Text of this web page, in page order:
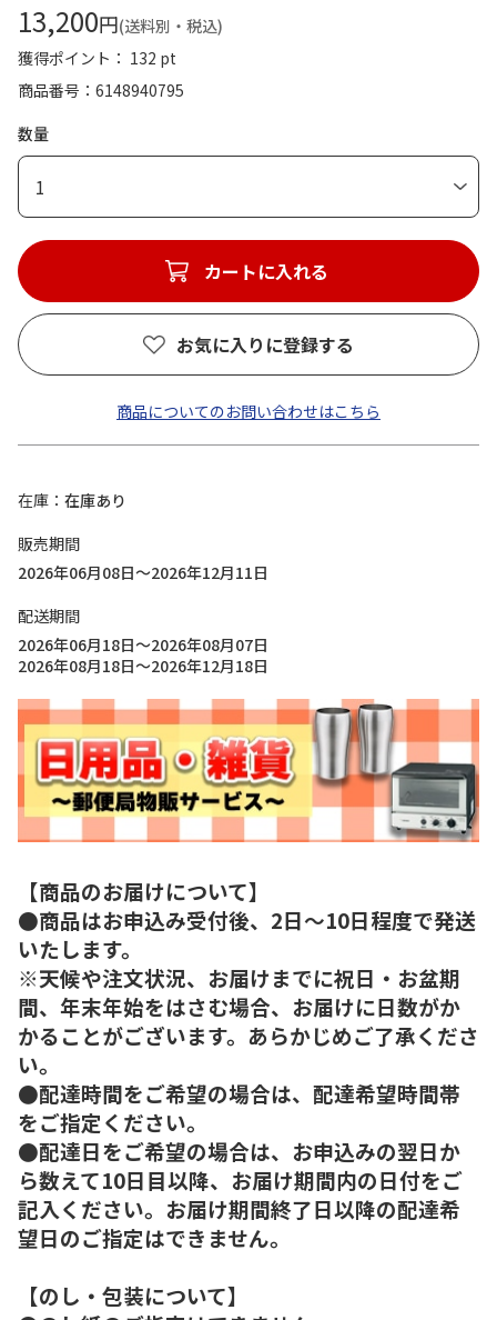
13,200円(送料別・税込)
獲得ポイント： 132 pt
商品番号
6148940795
数量
1
カートに入れる
お気に入りに登録する
商品についてのお問い合わせはこちら
在庫
在庫あり
販売期間
2026年06月08日～2026年12月11日
配送期間
2026年06月18日～2026年08月07日
2026年08月18日～2026年12月18日
【商品のお届けについて】
●商品はお申込み受付後、2日～10日程度で発送
いたします。
※天候や注文状況、お届けまでに祝日・お盆期
間、年末年始をはさむ場合、お届けに日数がか
かることがございます。あらかじめご了承くださ
い。
●配達時間をご希望の場合は、配達希望時間帯
をご指定ください。
●配達日をご希望の場合は、お申込みの翌日か
ら数えて10日目以降、お届け期間内の日付をご
記入ください。お届け期間終了日以降の配達希
望日のご指定はできません。
【のし・包装について】